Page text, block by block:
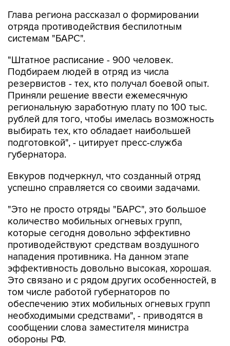
Глава региона рассказал о формировании
отряда противодействия беспилотным
системам "БАРС".
"Штатное расписание - 900 человек.
Подбираем людей в отряд из числа
резервистов - тех, кто получал боевой опыт.
Приняли решение ввести ежемесячную
региональную заработную плату по 100 тыс.
рублей для того, чтобы имелась возможность
выбирать тех, кто обладает наибольшей
подготовкой", - цитирует пресс-служба
губернатора.
Евкуров подчеркнул, что созданный отряд
успешно справляется со своими задачами.
"Это не просто отряды "БАРС", это большое
количество мобильных огневых групп,
которые сегодня довольно эффективно
противодействуют средствам воздушного
нападения противника. На данном этапе
эффективность довольно высокая, хорошая.
Это связано и с рядом других особенностей, в
том числе работой губернаторов по
обеспечению этих мобильных огневых групп
необходимыми средствами", - приводятся в
сообщении слова заместителя министра
обороны РФ.